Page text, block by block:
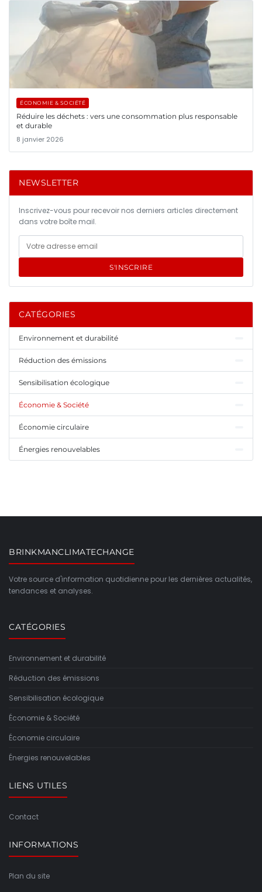
ÉCONOMIE & SOCIÉTÉ
Réduire les déchets : vers une consommation plus responsable
et durable
8 janvier 2026
NEWSLETTER
Inscrivez-vous pour recevoir nos derniers articles directement
dans votre boîte mail.
S'INSCRIRE
CATÉGORIES
Environnement et durabilité
Réduction des émissions
Sensibilisation écologique
Économie & Société
Économie circulaire
Énergies renouvelables
BRINKMANCLIMATECHANGE
Votre source d'information quotidienne pour les dernières actualités,
tendances et analyses.
CATÉGORIES
Environnement et durabilité
Réduction des émissions
Sensibilisation écologique
Économie & Société
Économie circulaire
Énergies renouvelables
LIENS UTILES
Contact
INFORMATIONS
Plan du site